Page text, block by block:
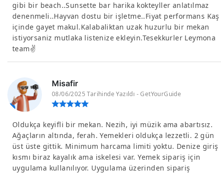
gibi bir beach..Sunsette bar harika kokteyller anlatılmaz
denenmeli..Hayvan dostu bir işletme..Fiyat performans Kaş
içinde gayet makul.Kalabaliktan uzak huzurlu bir mekan
istiyorsaniz mutlaka listenize ekleyin.Tesekkurler Leymona
team✌️
Misafir
08/06/2025 Tarihinde Yazıldı - GetYourGuide
Oldukça keyifli bir mekan. Nezih, iyi müzik ama abartısız.
Ağaçların altında, ferah. Yemekleri oldukça lezzetli. 2 gün
üst üste gittik. Minimum harcama limiti yoktu. Denize giriş
kısmı biraz kayalık ama iskelesi var. Yemek sipariş için
uygulama kullanılıyor. Uygulama üzerinden sipariş